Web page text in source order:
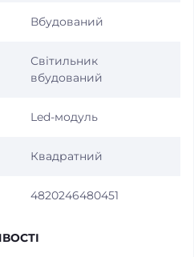
Вбудований
Світильник
вбудований
Led-модуль
Квадратний
4820246480451